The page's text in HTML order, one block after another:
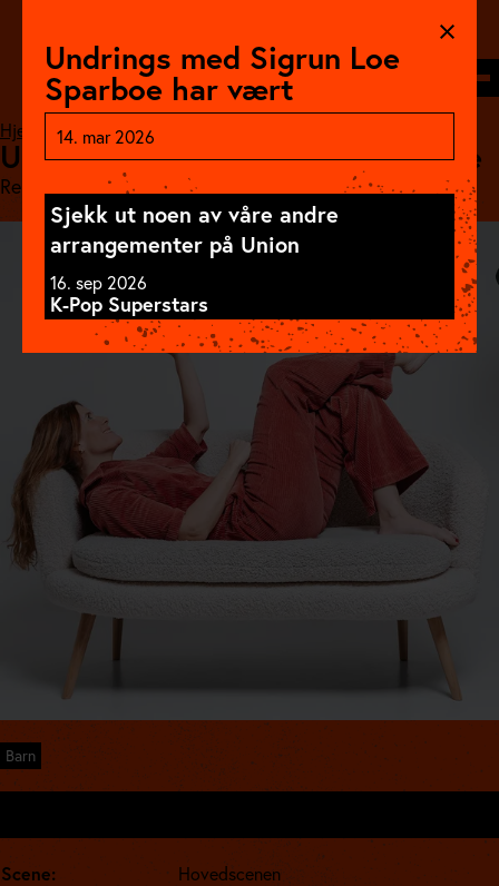
innhold
Hjem Program//Undrings med Sigrun Loe Sparboe
Undrings med Sigrun Loe Sparboe
Relæxt - Union Scene for Barn
Barn
Scene:
Hovedscenen
Undrings med Sigrun Loe
Sparboe har vært
14. mar 2026
Sjekk ut noen av våre andre
arrangementer på Union
16. sep 2026
K-Pop Superstars